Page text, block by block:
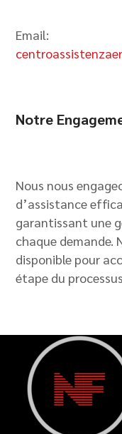
Email:
Notre
Nous nous
d’assistance
garantissant une
chaque demande.
disponible pour
étape du